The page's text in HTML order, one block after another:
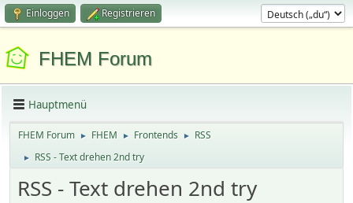
Einloggen Registrieren
FHEM Forum
Hauptmenü
FHEM Forum ► FHEM ► Frontends ► RSS
► RSS - Text drehen 2nd try
RSS - Text drehen 2nd try